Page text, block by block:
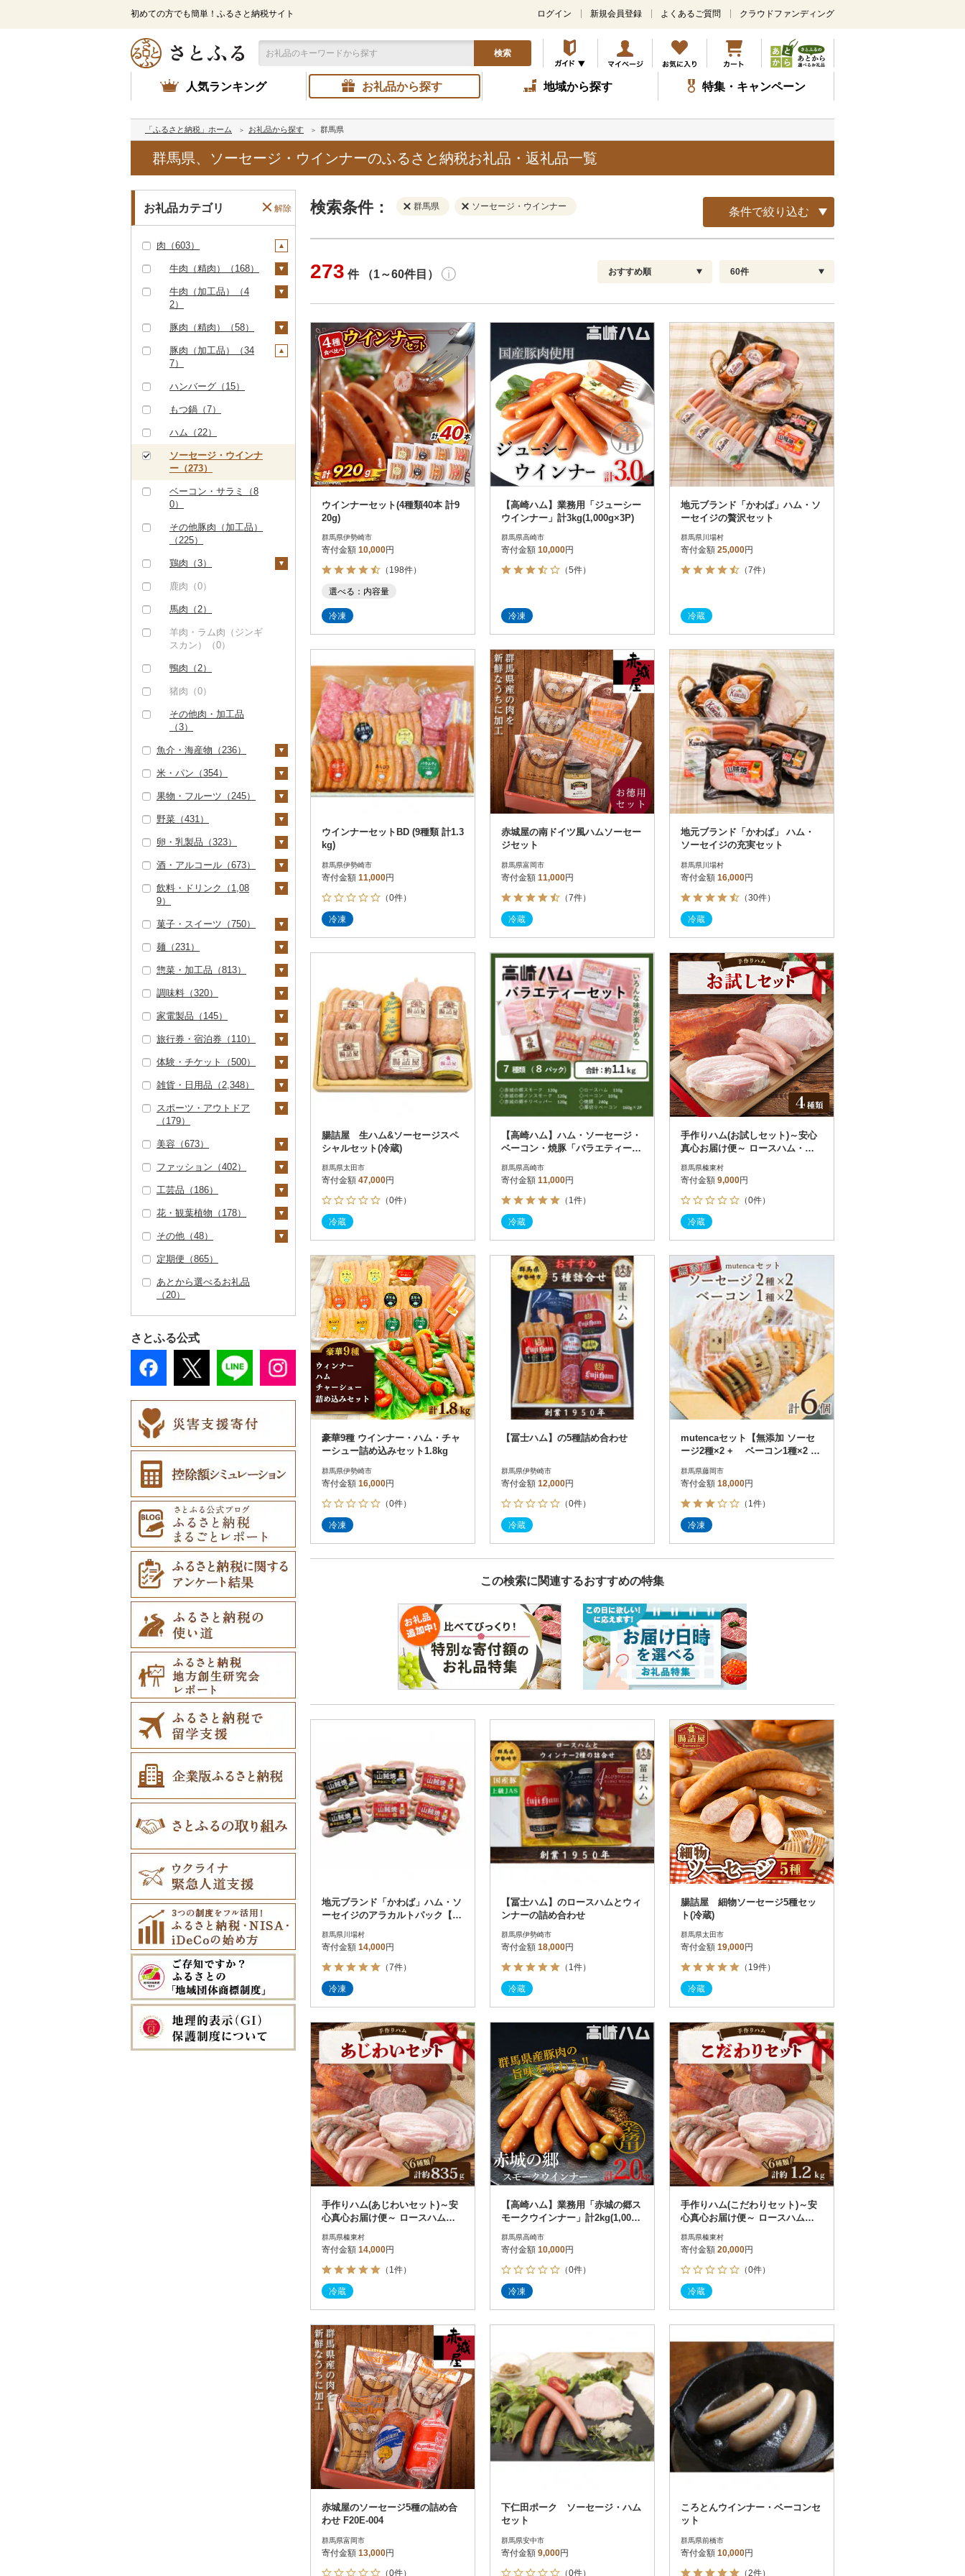
初めての方でも簡単！ふるさと納税サイト
メ
ン
コ
ン
テ
ツ
ッ
ログイン 新規会員登録 よくあるご質問 クラウドファンディング
検索
人気ランキング お礼品から探す 地域から探す 特集・キャンペーン
「ふるさと納税」ホーム お礼品から探す 群馬県
群馬県、ソーセージ・ウインナーのふるさと納税お礼品・返礼品一覧
お礼品カテゴリ 解除
肉（603）
牛肉（精肉）（168）
ステーキ（32）
焼肉（25）
牛タン（60）
和牛（11）
黒毛和牛（6）
白老牛（0）
仙台牛（0）
米沢牛（0）
山形牛（0）
常陸牛（0）
上州牛（33）
飛騨牛（0）
近江牛（0）
神戸牛・神戸ビーフ
（0）
但馬牛（0）
土佐あかうし（0）
佐賀牛（0）
（9）
牛肉（加工品）（4
2）
ハンバーグ（24）
もつ鍋（0）
3）
ビーフジャーキー
その他牛肉（加工品）
（4）
豚肉（精肉）（58）
ステーキ（1）
アグー豚（0）
その他豚肉（精肉）
（18）
豚肉（加工品）（34
7）
ハンバーグ（15）
もつ鍋（7）
ハム（22）
ソーセージ・ウインナ
ー（273）
ベーコン・サラミ（8
0）
その他豚肉（加工品）
（225）
鶏肉（3）
鶏肉（精肉）（1）
ハム・ソーセージ
唐揚げ（0）
中津からあげ（0）
水炊き（0）
地鶏（1）
鹿肉（0）
馬肉（2）
羊肉・ラム肉（ジンギ
スカン）（0）
鴨肉（2）
猪肉（0）
その他肉・加工品
（3）
魚介・海産物（236）
カニ（0）
エビ（0）
いくら（0）
うに（0）
明太子・たらこ（2）
明太子（2）
その他魚卵（0）
くじら（0）
サバ（0）
さんま（0）
鯛（1）
のどぐろ（0）
ふぐ（0）
ブリ（0）
ほっけ（0）
その他鮮魚（1）
（4）
（28）
しらす・ちりめん
かまぼこ・練り製品
（25）
米・パン（354）
米（233）
精米（151）
無洗米（3）
玄米（42）
金芽米（0）
（0）
ななつぼし（0）
雑穀（4）
餅（6）
その他穀物加工品（2
果物・フルーツ（245）
ぶどう・マスカット
デラウェア（0）
シャインマスカット
ット（6）
メロン（0）
さくらんぼ（1）
梨（14）
和梨（13）
洋梨・ラフランス
マンゴー（1）
みかん・柑橘（1）
みかん（0）
レモン（0）
不知火・デコポン
せとか（0）
文旦（0）
まどんな（0）
ポンカン（0）
その他柑橘（1）
すいか（4）
キウイ（4）
柿（カキ）（0）
ドライフルーツ（3
8）
干し柿（1）
干し芋（21）
その他ドライフルーツ
その他果物（36）
びわ（0）
ブルーベリー（9）
パイナップル（0）
栗（0）
その他果物（19）
野菜（431）
いも（41）
じゃがいも（3）
さつまいも（24）
トマト（23）
フルーツトマト（8）
玉ねぎ（6）
茄子（2）
レタス（1）
その他野菜（32）
卵・乳製品（323）
卵（82）
チーズ（45）
酒・アルコール（673）
ビール・発泡酒（45
ビール（292）
発泡酒（113）
地ビール・クラフトビ
日本酒（63）
純米大吟醸（17）
純米吟醸（13）
大吟醸（9）
吟醸（1）
その他日本酒（30）
焼酎（3）
芋焼酎（0）
麦焼酎（3）
米焼酎（0）
黒糖焼酎（0）
その他焼酎（0）
梅酒（11）
泡盛（0）
ワイン（12）
白ワイン（5）
赤ワイン（7）
シャンパン・スパーク
その他ワイン（3）
ウイスキー（0）
リキュール・洋酒
ノンアルコール（10
飲料・ドリンク（1,08
9）
水・ミネラルウォータ
（462）
飲料（85）
コーヒー豆（196）
粉（172）
ドリップ（18）
茶（177）
飲料（139）
茶葉・ティーバッグ
（20）
静岡茶（0）
知覧茶（0）
八女茶（0）
その他茶（16）
果汁飲料（72）
りんごジュース（3
5）
みかんジュース（オレ
ンジジュース）（1）
その他果汁飲料（3
8）
紅茶（9）
飲料（9）
茶葉・ティーバッグ
その他飲料・ジュース
（241）
炭酸飲料（64）
豆乳（12）
その他飲料・ジュース
（122）
菓子・スイーツ（750）
ケーキ（63）
クッキー（25）
焼き菓子（183）
プリン（28）
ゼリー（124）
チョコレート（8）
カステラ（4）
アイス・ジェラート
（56）
その他洋菓子（131）
煎餅・おかき（13）
羊羹（1）
饅頭（41）
大福（84）
その他和菓子（76）
麺（231）
ラーメン（74）
うどん（86）
そば（28）
パスタ（11）
ひやむぎ（4）
そうめん（2）
その他麺（46）
惣菜・加工品（813）
惣菜（122）
餃子（34）
シュウマイ（11）
コロッケ（3）
その他惣菜（77）
カレー・シチュー（5
その他鍋（0）
スープ（49）
豆腐・納豆（28）
豆腐（3）
納豆（26）
漬物（62）
梅干（18）
キムチ（12）
その他漬物（32）
缶詰・瓶詰（54）
肉（1）
魚（0）
果物（4）
ジャム（36）
6）
乾物（22）
燻製（スモーク）
その他加工品（252）
調味料（320）
砂糖（1）
塩（1）
醤油（20）
味噌（16）
酢（4）
6）
ごま油（0）
その他食用油（1）
こしょう（0）
その他調味料（69）
家電製品（145）
季節・空調家電（3
パソコン・周辺機器
メラ（23）
美容・健康家電（1）
カー用品（21）
時計（26）
その他家電（31）
旅行券・宿泊券（110）
旅行券（25）
JTBふるさと旅行クー
（0）
（紙券）（0）
その他旅行券（0）
宿泊券（85）
体験・チケット（500）
PayPay商品券（81）
食事券（76）
用券（15）
水族館（0）
動物園（0）
釣り（1）
ダイビング（0）
スキーチケット・リフ
ゴルフプレー券（10
GDOふるさとゴルフ
プレークーポン（3
4）
その他のゴルフプレー
花火大会チケット
（1）
カタログギフト（0）
（251）
雑貨・日用品（2,348）
家具・インテリア（4
08）
タンス（0）
机・テーブル（19）
椅子・チェア・ソファ
ア（275）
寝具（237）
布団（63）
枕（118）
毛布（0）
タオルケット（2）
その他寝具（60）
タオル（9）
泉州タオル（0）
その他タオル（7）
文房具・印鑑（77）
ボールペン（15）
ノート・ファイル
その他文房具（53）
食器（26）
グラス・カップ（7）
タンブラー（0）
箸（4）
ナイフ（0）
皿・椀（1）
弁当箱（0）
その他食器（11）
キッチン用品（22）
包丁（0）
フライパン（0）
土鍋（0）
その他キッチン用品
（16）
日用品（950）
洗剤（739）
（0）
ティッシュ（8）
その他日用品（204）
楽器・器材（5）
（80）
ご当地キャラクター
（17）
ベビー用品（37）
ペット用品（183）
防災グッズ（7）
その他雑貨（337）
スポーツ・アウトドア
（179）
ゴルフ（69）
ゴルフボール（4）
ゴルフクラブ（3）
ゴルフウェア（0）
その他ゴルフ（62）
釣り（0）
サイクリング（3）
アウトドア・キャンプ
2）
ウェア・ユニフォーム
（15）
美容（673）
スキンケア（294）
化粧水・乳液・美容液
6）
シャンプー・リンス
（43）
入浴剤（4）
アロマ（8）
その他美容（89）
ファッション（402）
鞄・バッグ（45）
トートバッグ・ショル
ツケース（2）
その他鞄・バッグ（1
4）
洋服（69）
女性・レディース（2
子供・ベビー（4）
その他洋服（27）
和服（9）
靴・履物（22）
靴・シューズ（10）
（12）
その他靴・履物（0）
アクセサリー（69）
ス（54）
ピアス・イヤリング
真珠・パール（0）
その他アクセサリー
4）
財布（8）
ショール・ストール
（23）
ネクタイ・ベルト
5）
その他服飾小物（11
工芸品（186）
織物（0）
陶器・漆器（18）
信楽焼（0）
唐津焼（0）
村上木彫堆朱（0）
その他陶器・漆器（1
8）
その他装飾品・工芸品
数珠（0）
工芸品（111）
播州そろばん（0）
美濃和紙（0）
民芸品（40）
花・観葉植物（178）
観葉植物・苗木（9
胡蝶蘭（6）
造花・プリザーブドフ
ラワー（31）
その他花（17）
盆栽・その他（29）
その他（48）
地域サービス（32）
その他（16）
定期便（865）
あとから選べるお礼品
（20）
さとふる公式
検索条件： 群馬県 ソーセージ・ウインナー 条件で絞り込む
円
決済方法 解除
PayPay
クレジットカード決済
Amazon Pay
楽天ペイ
メルペイ
コンビニ支払い
ソフトバンクまとめて支払い
d払い
金融機関(Pay-easy決済)
解除
発送種別 解除
通常
冷蔵便
冷凍便
配送指定 解除
お届け日時指定可
お届け時間帯指定可
発送される月指定可
その他 解除
さとふる限定のお礼品
定期便
さとふるアプリdeワンストップ申請
対象
結果を見る（
273 件 （1～60件目） おすすめ順
新着順
レビュー件数順
レビュー評価順
寄付金額が高い順
寄付金額が低い順
60件
60
90
120
ウインナーセット(4種類40本 計9
20g)
群馬県伊勢崎市
寄付金額 10,000円
（198件）
選べる：内容量
冷凍
【高崎ハム】業務用「ジューシー
ウインナー」計3kg(1,000g×3P)
群馬県高崎市
寄付金額 10,000円
（5件）
冷凍
地元ブランド「かわば」ハム・ソ
ーセイジの贅沢セット
群馬県川場村
寄付金額 25,000円
（7件）
冷蔵
ウインナーセットBD (9種類 計1.3
kg)
群馬県伊勢崎市
寄付金額 11,000円
（0件）
冷凍
赤城屋の南ドイツ風ハムソーセー
ジセット
群馬県富岡市
寄付金額 11,000円
（7件）
冷蔵
地元ブランド「かわば」 ハム・
ソーセイジの充実セット
群馬県川場村
寄付金額 16,000円
（30件）
冷蔵
腸詰屋 生ハム&ソーセージスペ
シャルセット(冷蔵)
群馬県太田市
寄付金額 47,000円
（0件）
冷蔵
【高崎ハム】ハム・ソーセージ・
ベーコン・焼豚「バラエティーセ
群馬県高崎市
寄付金額 11,000円
（1件）
冷蔵
手作りハム(お試しセット)～安心
真心お届け便～ ロースハム・ソ
など4種
群馬県榛東村
寄付金額 9,000円
（0件）
冷蔵
豪華9種 ウインナー・ハム・チャ
ーシュー詰め込みセット1.8kg
群馬県伊勢崎市
寄付金額 16,000円
（0件）
冷凍
【冨士ハム】の5種詰め合わせ
群馬県伊勢崎市
寄付金額 12,000円
（0件）
冷蔵
mutencaセット【無添加 ソーセ
ージ2種×2 + ベーコン1種×2 詰
群馬県藤岡市
寄付金額 18,000円
（1件）
冷凍
この検索に関連するおすすめの特集
地元ブランド「かわば」ハム・ソ
ーセイジのアラカルトパック【ラ
ルのセット
群馬県川場村
寄付金額 14,000円
（7件）
冷凍
【冨士ハム】のロースハムとウィ
ンナーの詰め合わせ
群馬県伊勢崎市
寄付金額 18,000円
（1件）
冷蔵
腸詰屋 細物ソーセージ5種セッ
ト(冷蔵)
群馬県太田市
寄付金額 19,000円
（19件）
冷蔵
手作りハム(あじわいセット)～安
心真心お届け便～ ロースハム・
群馬県榛東村
寄付金額 14,000円
（1件）
冷蔵
【高崎ハム】業務用「赤城の郷ス
モークウインナー」計2kg(1,000g
群馬県高崎市
寄付金額 10,000円
（0件）
冷凍
手作りハム(こだわりセット)～安
心真心お届け便～ ロースハム・
群馬県榛東村
寄付金額 20,000円
（0件）
冷蔵
赤城屋のソーセージ5種の詰め合
わせ F20E-004
群馬県富岡市
寄付金額 13,000円
（0件）
下仁田ポーク ソーセージ・ハム
セット
群馬県安中市
寄付金額 9,000円
（0件）
ころとんウインナー・ベーコンセ
ット
群馬県前橋市
寄付金額 10,000円
（2件）